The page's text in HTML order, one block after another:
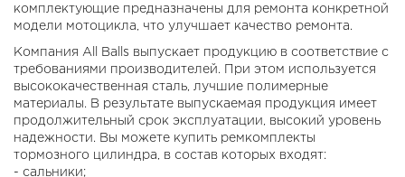
комплектующие предназначены для ремонта конкретной
модели мотоцикла, что улучшает качество ремонта.
Компания All Balls выпускает продукцию в соответствие с
требованиями производителей. При этом используется
высококачественная сталь, лучшие полимерные
материалы. В результате выпускаемая продукция имеет
продолжительный срок эксплуатации, высокий уровень
надежности. Вы можете купить ремкомплекты
тормозного цилиндра, в состав которых входят:
- сальники;